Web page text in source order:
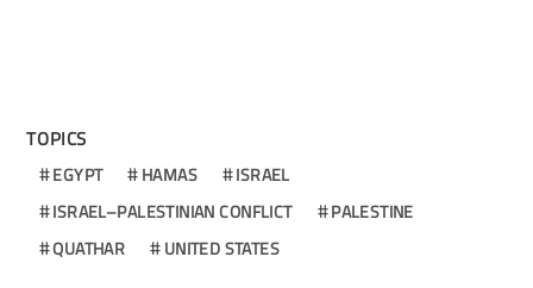
TOPICS
EGYPT HAMAS
ISRAEL
ISRAEL–PALESTINIAN CONFLICT
PALESTINE
QUATHAR
UNITED STATES